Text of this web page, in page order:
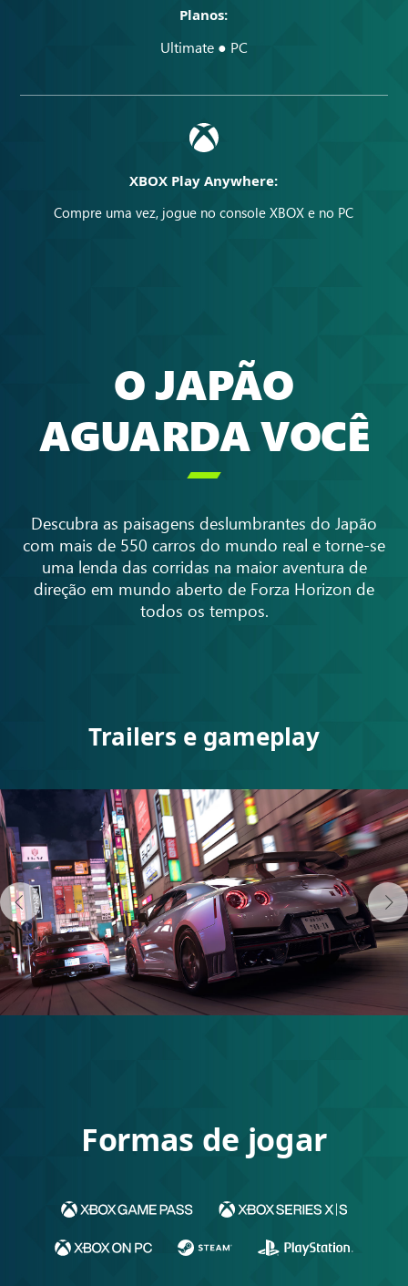
Planos:
Ultimate ● PC
XBOX Play Anywhere:
Compre uma vez, jogue no console XBOX e no PC
O JAPÃO
AGUARDA VOCÊ

Descubra as paisagens deslumbrantes do Japão
com mais de 550 carros do mundo real e torne-se
uma lenda das corridas na maior aventura de
direção em mundo aberto de Forza Horizon de
todos os tempos.
Trailers e gameplay
Formas de jogar